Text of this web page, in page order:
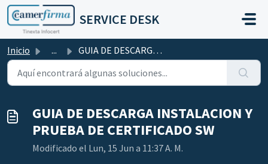
Saltar al contenido principal
SERVICE DESK
Inicio ... GUIA DE DESCARGA INSTALACION Y PRUEBA DE CERTIFICADO SW
GUIA DE DESCARGA INSTALACION Y
PRUEBA DE CERTIFICADO SW
Modificado el Lun, 15 Jun a 11:37 A. M.